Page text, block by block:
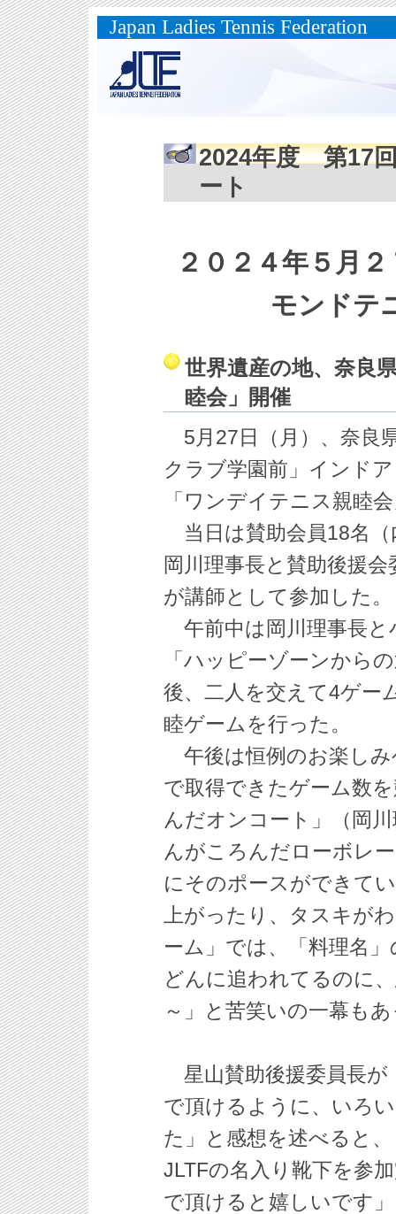
Japan Ladies Tennis Federation
2024年度 第17
ート
２０２４年５月
モンドテ
世界遺産の地、奈良
睦会」開催
5月27日（月）、奈良
クラブ学園前」インド
「ワンデイテニス親睦
当日は賛助会員18名（
岡川理事長と賛助後援
が講師として参加した。
午前中は岡川理事長と
「ハッピーゾーンから
後、二人を交えて4ゲー
睦ゲームを行った。
午後は恒例のお楽しみ
で取得できたゲーム数
んだオンコート」（岡
んがころんだローボレ
にそのポースができて
上がったり、タスキが
ーム」では、「料理名
どんに追われてるのに
～」と苦笑いの一幕も
星山賛助後援委員長が
で頂けるように、いろ
た」と感想を述べると
JLTFの名入り靴下を参
で頂けると嬉しいです